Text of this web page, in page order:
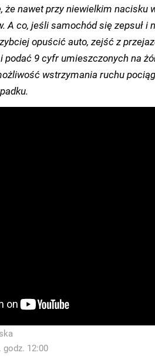
że nawet przy niewielkim nacisku
A co, jeśli samochód się zepsuł i
opuścić auto, zejść z
9 cyfr umieszczonych na
wstrzymania ruchu
godz. 12:00